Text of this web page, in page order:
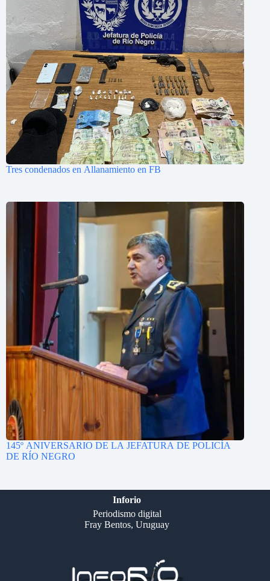
Tres condenados en Allanamiento en FB
145º ANIVERSARIO DE LA JEFATURA DE POLICÍA
DE RÍO NEGRO
Inforio
Periodismo digital
Fray Bentos, Uruguay